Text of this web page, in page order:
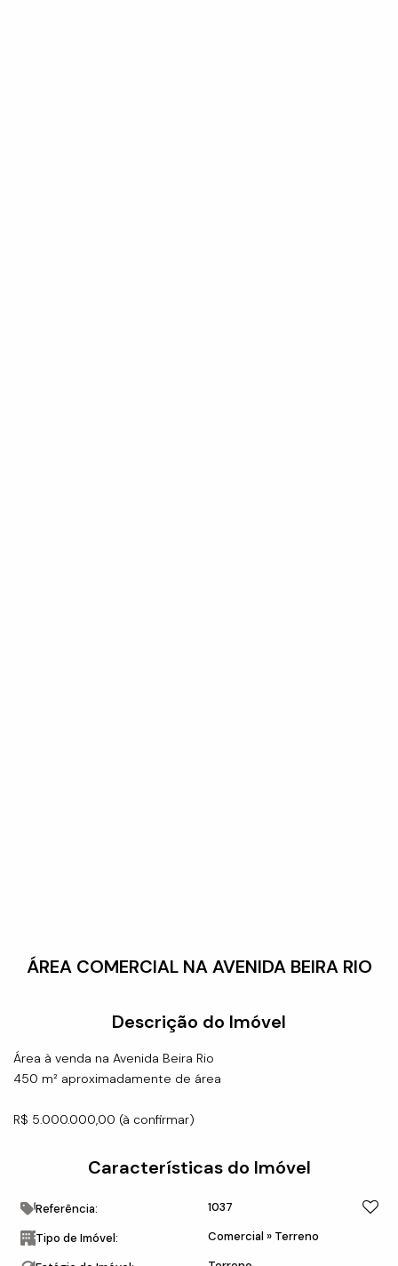
ÁREA COMERCIAL NA AVENIDA BEIRA RIO
Descrição do Imóvel
Área à venda na Avenida Beira Rio
450 m² aproximadamente de área
R$ 5.000.000,00 (à confirmar)
Características do Imóvel
Referência: 1037
Tipo de Imóvel: Comercial » Terreno